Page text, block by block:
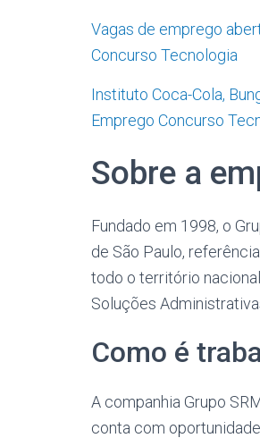
Vagas de emprego
Concurso Tecnologia
Instituto Coca-Cola,
Emprego Concurso
Sobre a
Fundado em 1998, o
de São Paulo,
todo o território
Soluções
Como é
A companhia Grupo
conta com